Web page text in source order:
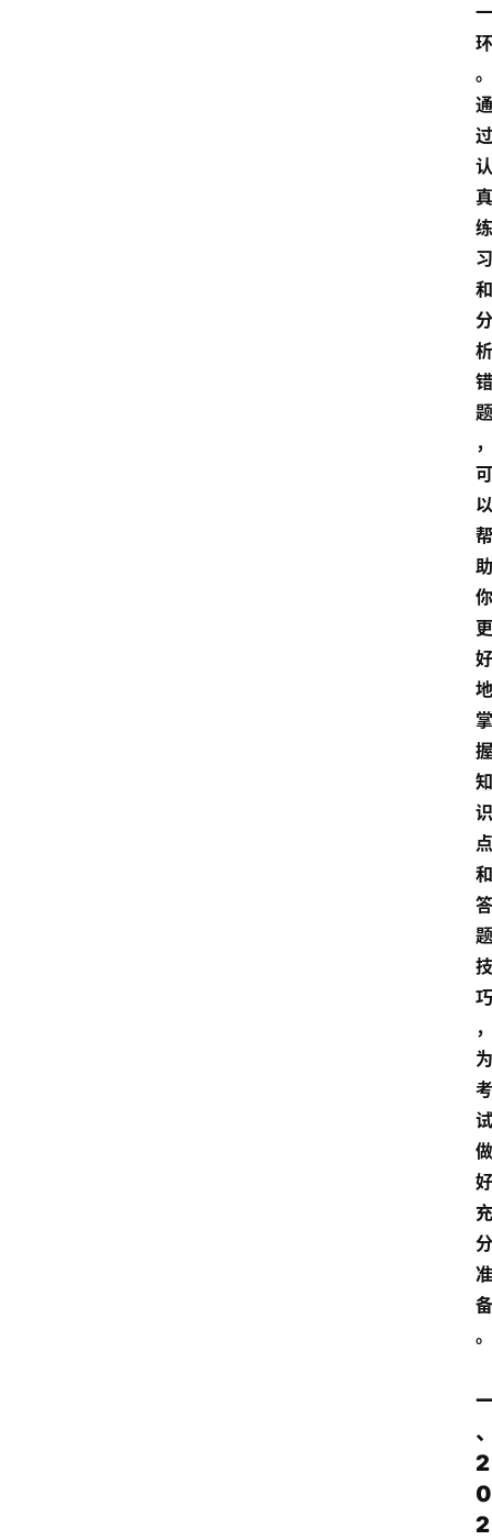
一
环
。
通
过
认
真
练
习
和
分
析
错
题
，
可
以
帮
助
你
更
好
地
掌
握
知
识
点
和
答
题
技
巧
，
为
考
试
做
好
充
分
准
备
。
2
0
2